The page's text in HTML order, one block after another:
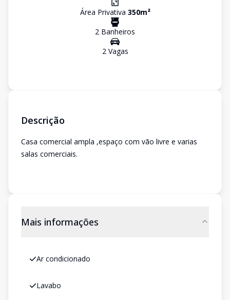
Área Privativa 350m²
2 Banheiros
2Vagas
Descrição
Casa comercial ampla ,espaço com vão livre e varias
salas comerciais.
Mais informações
Ar condicionado
Lavabo